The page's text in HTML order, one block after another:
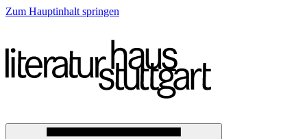
Zum Hauptinhalt springen